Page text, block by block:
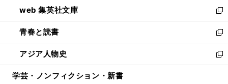
ド
ウ
で
開
く
ィ
ン
ド
ウ
で
開
い
ウ
ィ
ン
ド
ウ
web 集英社文庫
新
し
い
ウ
ィ
ン
青春と読書
新
し
い
ウ
アジア人物史
新
し
学芸・ノンフィクション・新書